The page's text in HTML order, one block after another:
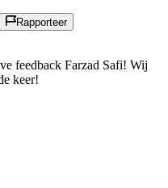
Rapporteer
feedback Farzad Safi! Wij
keer!